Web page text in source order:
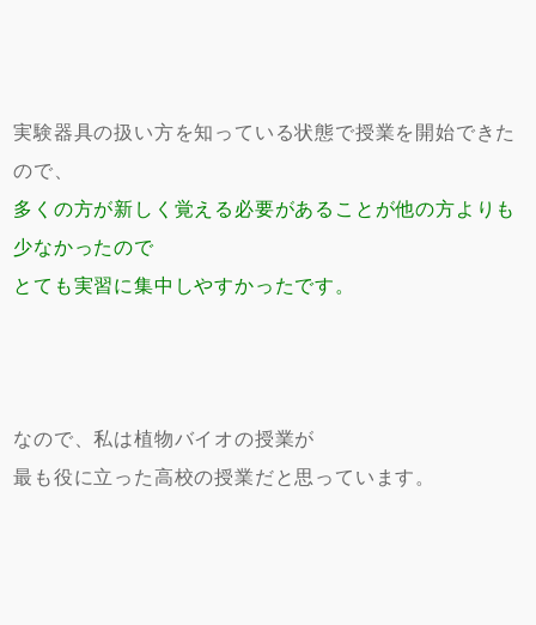
実験器具の扱い方を知っている状態で授業を開始できた
ので、
多くの方が新しく覚える必要があることが他の方よりも
少なかったので
とても実習に集中しやすかったです。
なので、私は植物バイオの授業が
最も役に立った高校の授業だと思っています。